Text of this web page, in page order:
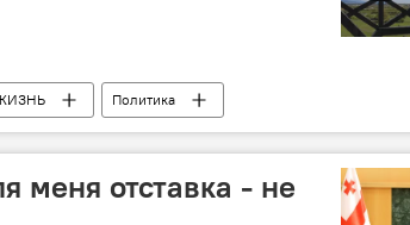
Политика
меня отставка - не